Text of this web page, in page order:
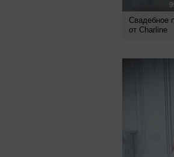
Свадебное
от Charline